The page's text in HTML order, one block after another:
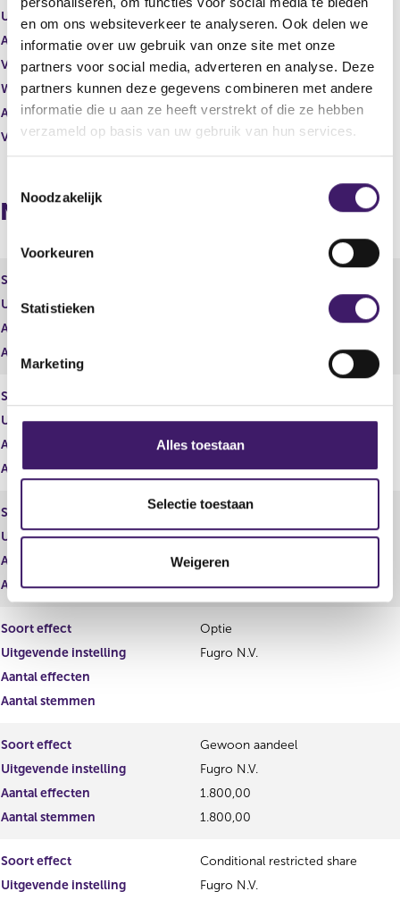
en om ons websiteverkeer te analyseren. Ook delen we
informatie over uw gebruik van onze site met onze
partners voor social media, adverteren en analyse. Deze
partners kunnen deze gegevens combineren met andere
informatie die u aan ze heeft verstrekt of die ze hebben
verzameld op basis van uw gebruik van hun services.
o
e
m
m
i
g
t
i
e
Noodzakelijk
Voorkeuren
Statistieken
Marketing
Alles toestaan
Selectie toestaan
Weigeren
Uitgevende instelling
Fugro N.V.
Aantal effecten
2.000,00
Valuta
EUR
Waarde per aandeel
10,95
Aantal stemmen
2.000,00
Vrije hand beheer
Nee
Naposities
Soort effect
Uitgevende instelling
Aantal effecten
Aantal stemmen
Soort effect
Uitgevende instelling
Fugro N.V.
Aantal effecten
36.500,00
Aantal stemmen
0,00
Soort effect
Optie op certificaat van aandeel
Uitgevende instelling
Fugro N.V.
Aantal effecten
Aantal stemmen
Soort effect
Optie
Uitgevende instelling
Fugro N.V.
Aantal effecten
Aantal stemmen
Soort effect
Gewoon aandeel
Uitgevende instelling
Fugro N.V.
Aantal effecten
1.800,00
Aantal stemmen
1.800,00
Soort effect
Conditional restricted share
Uitgevende instelling
Fugro N.V.